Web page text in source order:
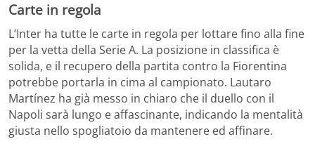
Carte in regola
L’Inter ha tutte le carte in regola per lottare fino alla fine
per la vetta della Serie A. La posizione in classifica è
solida, e il recupero della partita contro la Fiorentina
potrebbe portarla in cima al campionato. Lautaro
Martínez ha già messo in chiaro che il duello con il
Napoli sarà lungo e affascinante, indicando la mentalità
giusta nello spogliatoio da mantenere ed affinare.